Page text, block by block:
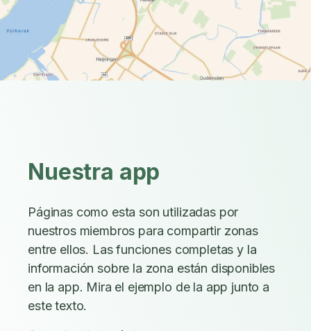
Nuestra app
Páginas como esta son utilizadas por
nuestros miembros para compartir zonas
entre ellos. Las funciones completas y la
información sobre la zona están disponibles
en la app. Mira el ejemplo de la app junto a
este texto.